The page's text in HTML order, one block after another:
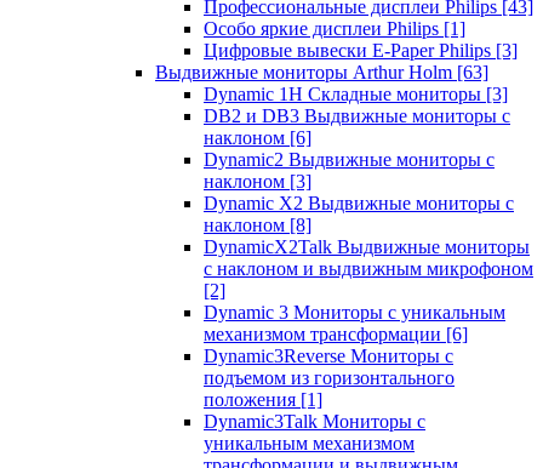
Профессиональные дисплеи Philips [43]
Особо яркие дисплеи Philips [1]
Цифровые вывески E-Paper Philips [3]
Выдвижные мониторы Arthur Holm [63]
Dynamic 1Н Складные мониторы [3]
DB2 и DB3 Выдвижные мониторы с
наклоном [6]
Dynamic2 Выдвижные мониторы с
наклоном [3]
Dynamic X2 Выдвижные мониторы с
наклоном [8]
DynamicX2Talk Выдвижные мониторы
с наклоном и выдвижным микрофоном
[2]
Dynamic 3 Мониторы с уникальным
механизмом трансформации [6]
Dynamic3Reverse Мониторы с
подъемом из горизонтального
положения [1]
Dynamic3Talk Мониторы с
уникальным механизмом